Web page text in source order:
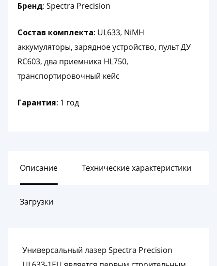
Бренд: Spectra Precision
Состав комплекта: UL633, NiMH
аккумуляторы, зарядное устройство, пульт ДУ
RC603, два приемника HL750,
транспортировочный кейс
Гарантия: 1 год
Описание Технические характеристики
Загрузки
Универсальный лазер Spectra Precision